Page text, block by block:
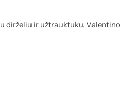
dirželiu ir užtrauktuku, Valentino